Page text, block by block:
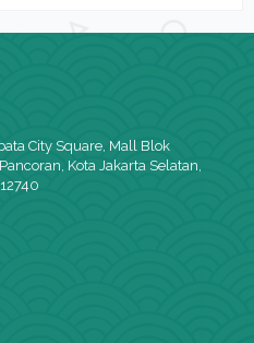
City Square, Mall Blok
Kota Jakarta Selatan,